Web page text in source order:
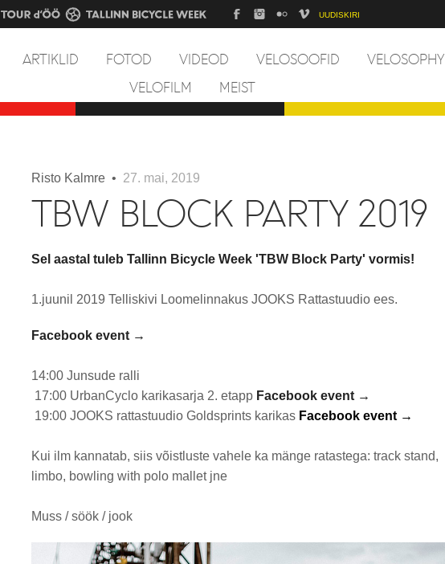
UUDISKIRI
ARTIKLID FOTOD VIDEOD VELOSOOFID
VELOSOPHY
VELOFILM
MEIST
Risto Kalmre • 27. mai, 2019
TBW BLOCK PARTY 2019
Sel aastal tuleb Tallinn Bicycle Week 'TBW Block Party' vormis!
1.juunil 2019 Telliskivi Loomelinnakus JOOKS Rattastuudio ees.
Facebook event →
14:00 Junsude ralli
17:00 UrbanCyclo karikasarja 2. etapp Facebook event →
19:00 JOOKS rattastuudio Goldsprints karikas Facebook event →
Kui ilm kannatab, siis võistluste vahele ka mänge ratastega: track stand,
limbo, bowling with polo mallet jne
Muss / söök / jook